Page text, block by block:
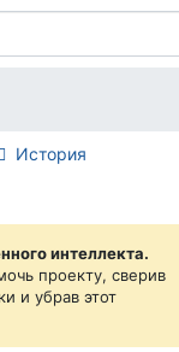
История
интеллекта.
проекту, сверив
и убрав этот